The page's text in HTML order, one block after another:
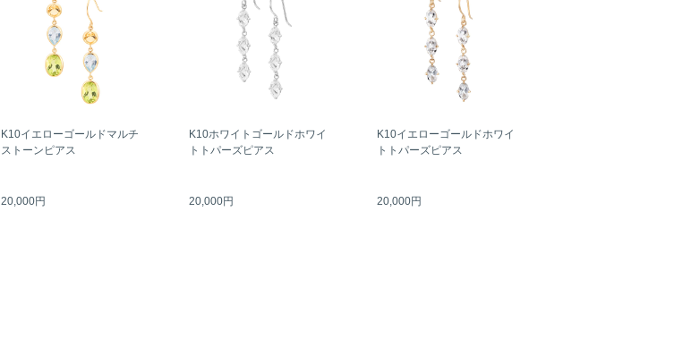
K10イエローゴールドマルチ
ストーンピアス
20,000円
K10ホワイトゴールドホワイ
トトパーズピアス
20,000円
K10イエローゴールドホワイ
トトパーズピアス
20,000円